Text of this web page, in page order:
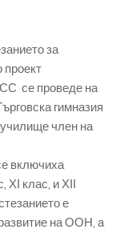
за
се проведе на
гимназия
училище член на
включиха
клас, и ХІІ
е
на ООН, а